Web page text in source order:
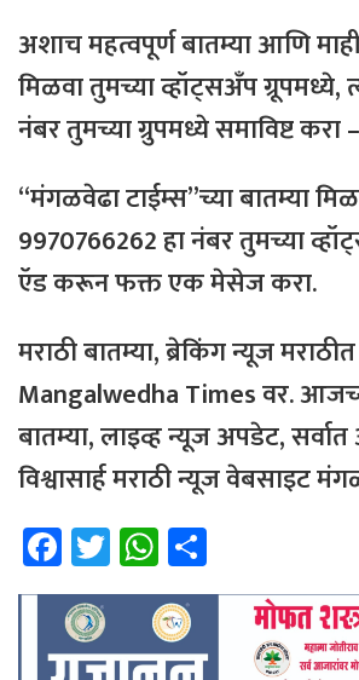
अशाच महत्वपूर्ण बातम्या आणि
मिळवा तुमच्या व्हॉट्सअँप ग्रूपमध्ये,
नंबरतुमच्याग्रुपमध्येसमाविष्टकरा
“मंगळवेढा टाईम्स”च्या बातम्या
9970766262 हा नंबर तुमच्या
ऍड करून फक्त एक मेसेज करा.
मराठी बातम्या, ब्रेकिंग न्यूज
Mangalwedha Times वर.
बातम्या, लाइव्ह न्यूज अपडेट,
विश्वासार्ह मराठी न्यूज वेबसाइट
Fa
ce
b
o
T
wi
er
W
h
at
sA
ar